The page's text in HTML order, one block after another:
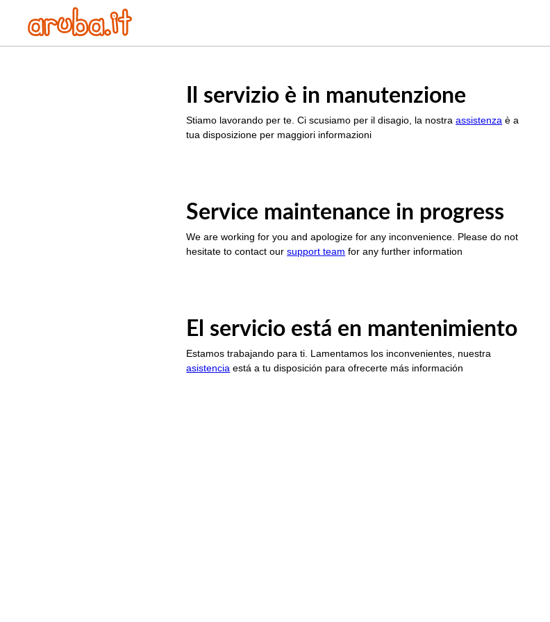
Il servizio è in manutenzione
Stiamo lavorando per te. Ci scusiamo per il disagio, la nostraassistenza è a
tua disposizione per maggiori informazioni
Service maintenance in progress
We are working for you and apologize for any inconvenience. Please do not
hesitate to contact oursupport team for any further information
El servicio está en mantenimiento
Estamos trabajando para ti. Lamentamos los inconvenientes, nuestra
asistencia está a tu disposición para ofrecerte más información